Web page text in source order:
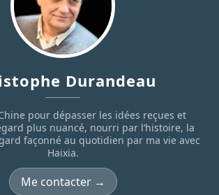
Durandeau
Chine pour dépasser les idées reçues et
plus nuancé, nourri par l’histoire, la
façonné au quotidien par ma vie avec
Haixia.
Me contacter →